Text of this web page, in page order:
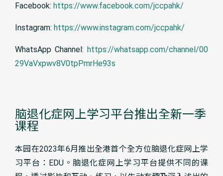
Facebook: https://www.facebook.com/jccpahk/
Instagram: https://www.instagram.com/jccpahk/
WhatsApp Channel: https://whatsapp.com/channel/00
29VaVxpwv8V0tpPmrHe93s
脑退化症网上学习平台推出全新一季
课程
本园在2023年6月推出全港首个全方位脑退化症网上学
习平台：EDU。脑退化症网上学习平台提供不同的课